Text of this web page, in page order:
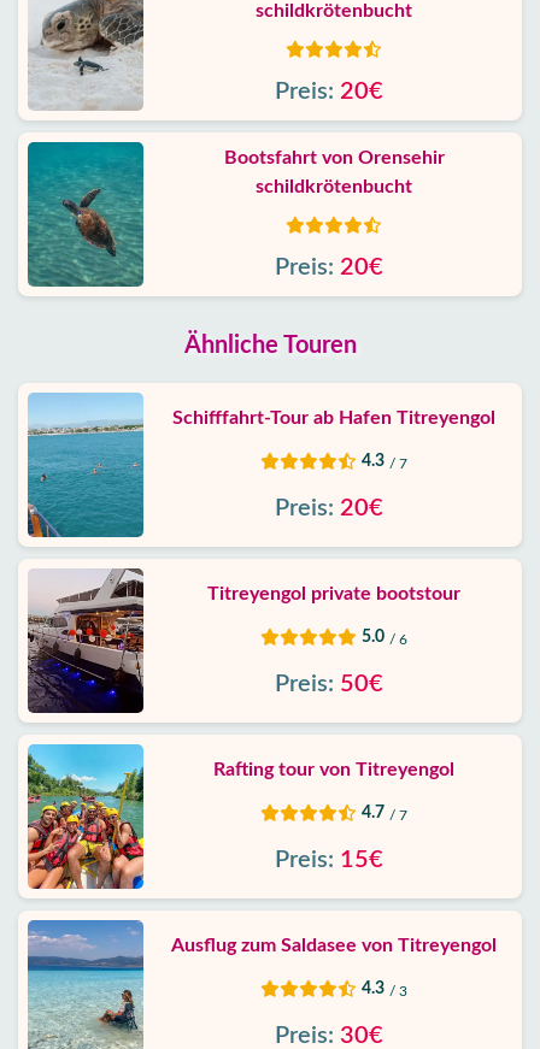
schildkrötenbucht
Preis: 20€
Bootsfahrt von Orensehir
schildkrötenbucht
Preis: 20€
Ähnliche Touren
Schifffahrt-Tour ab Hafen Titreyengol
4.3 / 7
Preis: 20€
Titreyengol private bootstour
5.0 / 6
Preis: 50€
Rafting tour von Titreyengol
4.7 / 7
Preis: 15€
Ausflug zum Saldasee von Titreyengol
4.3 / 3
Preis: 30€